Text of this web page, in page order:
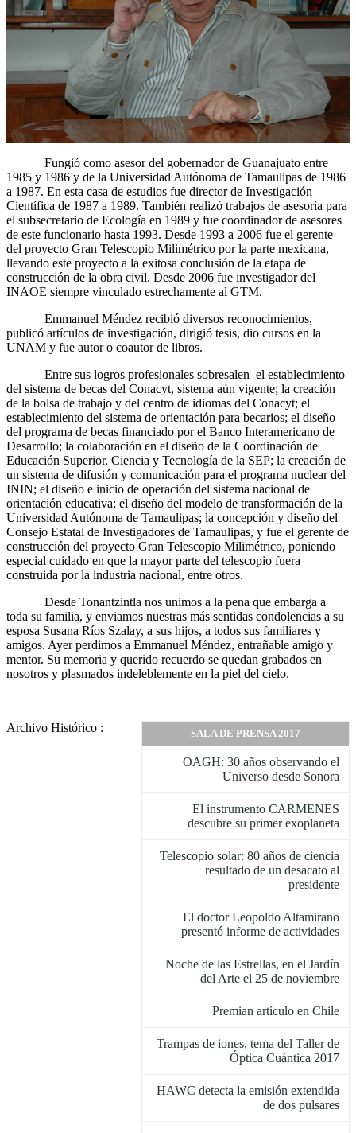
Fungió como asesor del gobernador de Guanajuato entre
1985 y 1986 y de la Universidad Autónoma de Tamaulipas de 1986
a 1987. En esta casa de estudios fue director de Investigación
Científica de 1987 a 1989. También realizó trabajos de asesoría para
el subsecretario de Ecología en 1989 y fue coordinador de asesores
de este funcionario hasta 1993. Desde 1993 a 2006 fue el gerente
del proyecto Gran Telescopio Milimétrico por la parte mexicana,
llevando este proyecto a la exitosa conclusión de la etapa de
construcción de la obra civil. Desde 2006 fue investigador del
INAOE siempre vinculado estrechamente al GTM.
Emmanuel Méndez recibió diversos reconocimientos,
publicó artículos de investigación, dirigió tesis, dio cursos en la
UNAM y fue autor o coautor de libros.
Entre sus logros profesionales sobresalen el establecimiento
del sistema de becas del Conacyt, sistema aún vigente; la creación
de la bolsa de trabajo y del centro de idiomas del Conacyt; el
establecimiento del sistema de orientación para becarios; el diseño
del programa de becas financiado por el Banco Interamericano de
Desarrollo; la colaboración en el diseño de la Coordinación de
Educación Superior, Ciencia y Tecnología de la SEP; la creación de
un sistema de difusión y comunicación para el programa nuclear del
ININ; el diseño e inicio de operación del sistema nacional de
orientación educativa; el diseño del modelo de transformación de la
Universidad Autónoma de Tamaulipas; la concepción y diseño del
Consejo Estatal de Investigadores de Tamaulipas, y fue el gerente de
construcción del proyecto Gran Telescopio Milimétrico, poniendo
especial cuidado en que la mayor parte del telescopio fuera
construida por la industria nacional, entre otros.
Desde Tonantzintla nos unimos a la pena que embarga a
toda su familia, y enviamos nuestras más sentidas condolencias a su
esposa Susana Ríos Szalay, a sus hijos, a todos sus familiares y
amigos. Ayer perdimos a Emmanuel Méndez, entrañable amigo y
mentor. Su memoria y querido recuerdo se quedan grabados en
nosotros y plasmados indeleblemente en la piel del cielo.
SALA DE PRENSA 2017
OAGH: 30 años observando el
Universo desde Sonora
El instrumento CARMENES
descubre su primer exoplaneta
Telescopio solar: 80 años de ciencia
resultado de un desacato al
presidente
El doctor Leopoldo Altamirano
presentó informe de actividades
Noche de las Estrellas, en el Jardín
del Arte el 25 de noviembre
Premian artículo en Chile
Trampas de iones, tema del Taller de
Óptica Cuántica 2017
HAWC detecta la emisión extendida
de dos pulsares
Archivo Histórico :